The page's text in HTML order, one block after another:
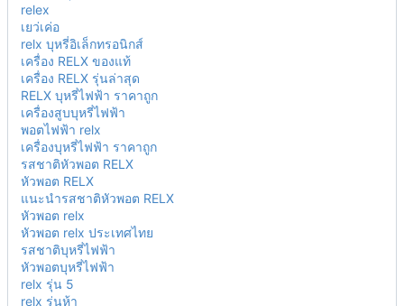
relex
เยว่เค่อ
relx บุหรี่อิเล็กทรอนิกส์
เครื่อง RELX ของแท้
เครื่อง RELX รุ่นล่าสุด
RELX บุหรี่ไฟฟ้า ราคาถูก
เครื่องสูบบุหรี่ไฟฟ้า
พอตไฟฟ้า relx
เครื่องบุหรี่ไฟฟ้า ราคาถูก
รสชาติหัวพอต RELX
หัวพอต RELX
แนะนำรสชาติหัวพอต RELX
หัวพอต relx
หัวพอต relx ประเทศไทย
รสชาติบุหรี่ไฟฟ้า
หัวพอตบุหรี่ไฟฟ้า
relx รุ่น 5
relx รุ่นห้า